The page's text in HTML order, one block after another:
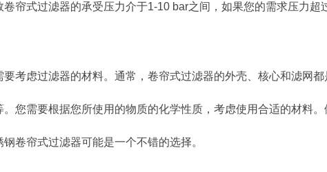
卷帘式过滤器的承受压力介于1-10 bar之间，如果您的需求压力超
要考虑过滤器的材料。通常，卷帘式过滤器的外壳、核心和滤网
。您需要根据您所使用的物质的化学性质，考虑使用合适的材料
卷帘式过滤器可能是一个不错的选择。